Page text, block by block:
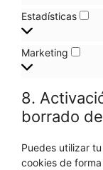
Estadísticas
Marketing
8.
borrado
Puedes utilizar
cookies de